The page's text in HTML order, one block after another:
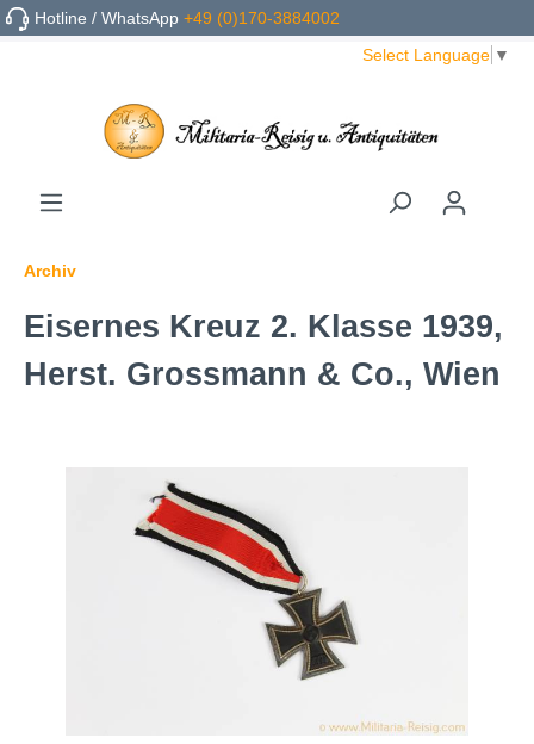
Hotline / WhatsApp+49 (0)170-3884002
Select Language ▼
Archiv
Eisernes Kreuz 2. Klasse 1939,
Herst. Grossmann & Co., Wien